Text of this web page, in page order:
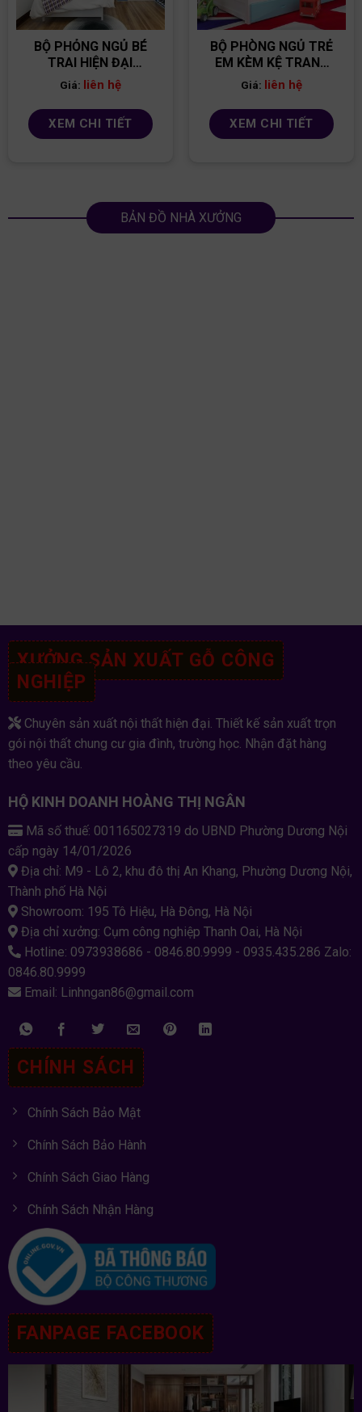
BỘ PHỎNG NGỦ BÉ
TRAI HIỆN ĐẠI
PNBT06
Giá: liên hệ
XEM CHI TIẾT
BỘ PHÒNG NGỦ TRẺ
EM KÈM KỆ TRANG
TRÍ PNBT04
Giá: liên hệ
XEM CHI TIẾT
BẢN ĐỒ NHÀ XƯỞNG
XƯỞNG SẢN XUẤT GỖ CÔNG
NGHIỆP
Chuyên sản xuất nội thất hiện đại. Thiết kế sản xuất trọn
gói nội thất chung cư gia đình, trường học. Nhận đặt hàng
theo yêu cầu.
HỘ KINH DOANH HOÀNG THỊ NGÂN
Mã số thuế: 001165027319 do UBND Phường Dương Nội
cấp ngày 14/01/2026
Địa chỉ: M9 - Lô 2, khu đô thị An Khang, Phường Dương Nội,
Thành phố Hà Nội
Showroom: 195 Tô Hiệu, Hà Đông, Hà Nội
Địa chỉ xưởng: Cụm công nghiệp Thanh Oai, Hà Nội
Hotline: 0973938686 - 0846.80.9999 - 0935.435.286 Zalo:
0846.80.9999
Email: Linhngan86@gmail.com
CHÍNH SÁCH
Chính Sách Bảo Mật
Chính Sách Bảo Hành
Chính Sách Giao Hàng
Chính Sách Nhận Hàng
FANPAGE FACEBOOK